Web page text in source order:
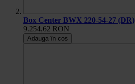
Box Center BWX 220-54-27 (DR)
9.254,62 RON
Adauga în cos